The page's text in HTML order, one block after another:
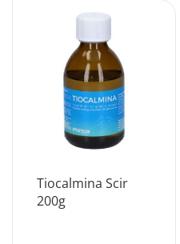
Tiocalmina Scir
200g